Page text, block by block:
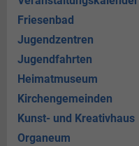
Friesenbad
Jugendzentren
Jugendfahrten
Heimatmuseum
Kirchengemeinden
Kunst- und Kreativhaus
Organeum